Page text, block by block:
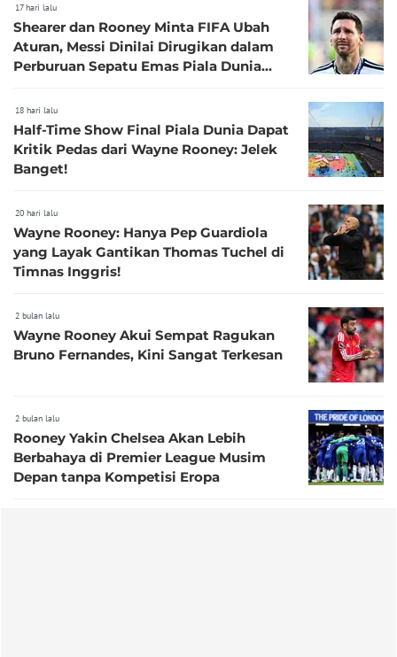
17 hari lalu
Shearer dan Rooney Minta FIFA Ubah
Aturan, Messi Dinilai Dirugikan dalam
Perburuan Sepatu Emas Piala Dunia
18 hari lalu
Half-Time Show Final Piala Dunia Dapat
Kritik Pedas dari Wayne Rooney: Jelek
Banget!
20 hari lalu
Wayne Rooney: Hanya Pep Guardiola
yang Layak Gantikan Thomas Tuchel di
Timnas Inggris!
2 bulan lalu
Wayne Rooney Akui Sempat Ragukan
Bruno Fernandes, Kini Sangat Terkesan
2 bulan lalu
Rooney Yakin Chelsea Akan Lebih
Berbahaya di Premier League Musim
Depan tanpa Kompetisi Eropa